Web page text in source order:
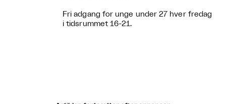
Fri adgang for unge under 27 hver fredag
i tidsrummet 16-21.